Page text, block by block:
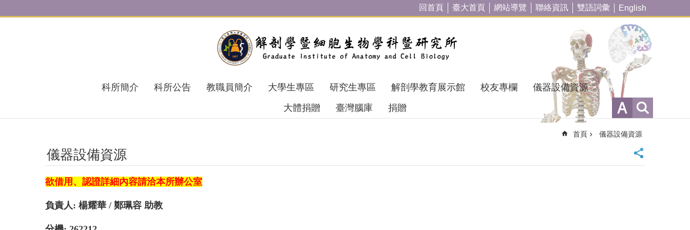
回首頁 臺大首頁 網站導覽 聯絡資訊 雙語詞彙 English
科所簡介 科所公告 教職員簡介 大學生專區 研究生專區 解剖學教育展示館 校友專欄
儀器設備資源
大體捐贈
臺灣腦庫 捐贈
首頁 儀器設備資源
儀器設備資源
欲借用、認證詳細內容請洽本所辦公室
負責人: 楊耀華 / 鄭珮容 助教